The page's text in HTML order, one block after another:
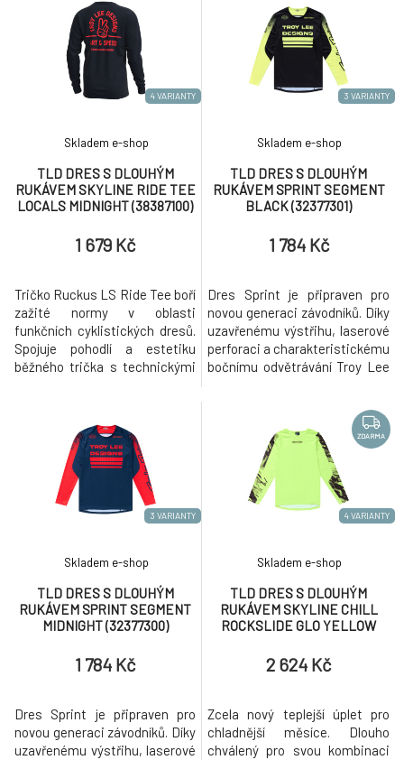
panely, které regulují teplotu,
takže se budete cítit stejně
dobře, jak vypadáte.
panely, které regulují teplotu,
takže se budete cítit stejně
dobře, jak vypadáte.
4 VARIANTY
TLD DRES S DLOUHÝM
RUKÁVEM SKYLINE RIDE TEE
LOCALS MIDNIGHT (38387100)
Skladem e-shop
1 679 Kč
Tričko Ruckus LS Ride Tee boří
zažité normy v oblasti
funkčních cyklistických dresů.
Spojuje pohodlí a estetiku
běžného trička s technickými
síťované podpaží a boční
panely, které regulují teplotu,
takže se budete cítit stejně
dobře, jak vypadáte.
3 VARIANTY
TLD DRES S DLOUHÝM
RUKÁVEM SPRINT SEGMENT
BLACK (32377301)
Skladem e-shop
1 784 Kč
Dres Sprint je připraven pro
novou generaci závodníků. Díky
uzavřenému výstřihu, laserové
perforaci a charakteristickému
bočnímu odvětrávání Troy Lee
součástí výbavy všech našich
soukromých závodníků během
závodních víkendů. S gramáží
165 g/m2 je dres Sprint skvělou
a odolnou volbou pr
3 VARIANTY
TLD DRES S DLOUHÝM
RUKÁVEM SPRINT SEGMENT
MIDNIGHT (32377300)
Skladem e-shop
1 784 Kč
Dres Sprint je připraven pro
novou generaci závodníků. Díky
uzavřenému výstřihu, laserové
4 VARIANTY
ZDARMA
TLD DRES S DLOUHÝM
RUKÁVEM SKYLINE CHILL
ROCKSLIDE GLO YELLOW
Skladem e-shop
2 624 Kč
Zcela nový teplejší úplet pro
chladnější měsíce. Dlouho
chválený pro svou kombinaci